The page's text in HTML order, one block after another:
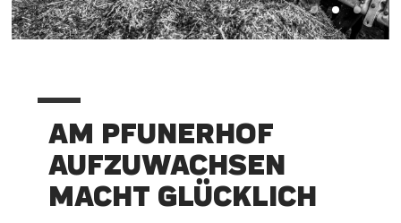
AM PFUNERHOF
AUFZUWACHSEN
MACHT GLÜCKLICH